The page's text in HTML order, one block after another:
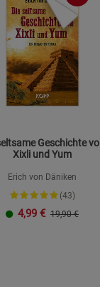
Geschichte
Xixli und Yum
Erich von Däniken
(43)
4,99 € 19,90 €